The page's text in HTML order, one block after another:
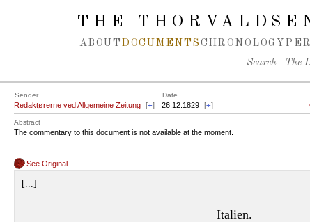
THE
ABOUT DOCUMENTS CHRONOLOGY
Search The
Sender Date
Redaktørerne ved Allgemeine Zeitung [+] 26.12.1829 [+]
Abstract
The commentary to this document is not available at the moment.
See Original
[...]
Italien.